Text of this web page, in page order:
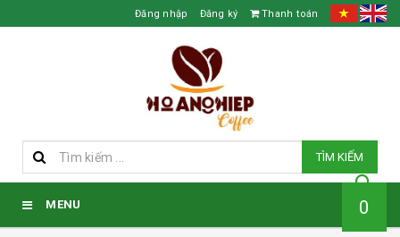
Đăng nhập Đăng ký Thanh toán
TÌM KIẾM
MENU 0